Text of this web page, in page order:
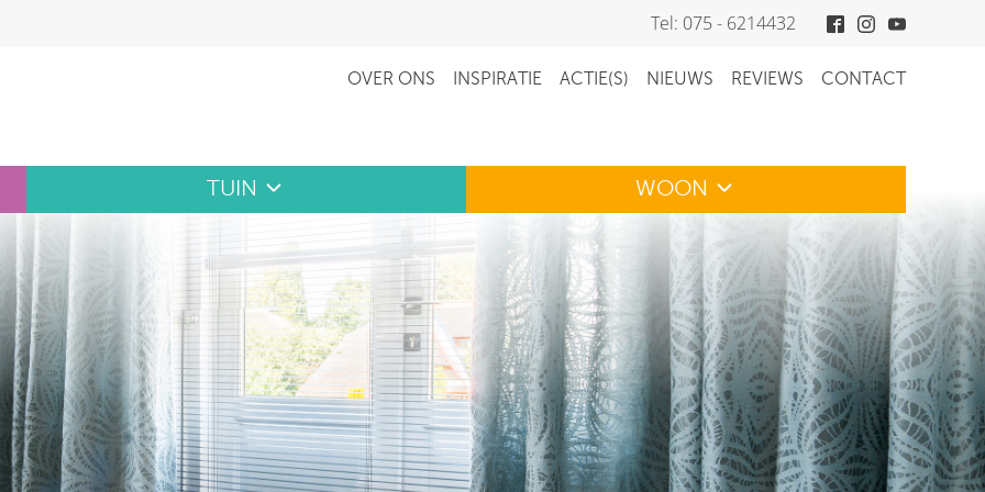
Tel: 075 - 6214432
OVER ONS INSPIRATIE ACTIE(S) NIEUWS REVIEWS CONTACT
TUIN WOON